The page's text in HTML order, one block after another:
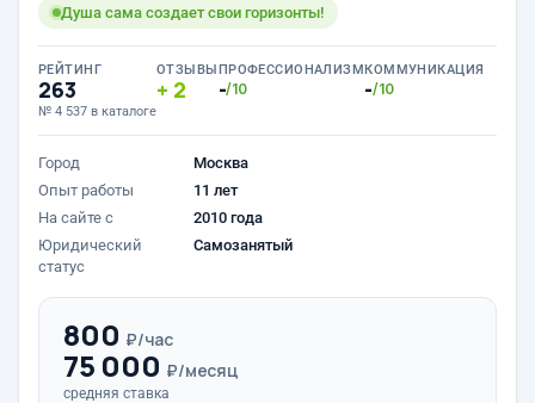
Душа сама создает свои горизонты!
РЕЙТИНГ
263
№ 4 537 в каталоге
ОТЗЫВЫ
2
ПРОФЕССИОНАЛИЗМ
-/10
КОММУНИКАЦИЯ
-/10
Город
Москва
Опыт работы
11 лет
На сайте с
2010 года
Юридический
статус
Самозанятый
800 ₽/час
75 000 ₽/месяц
средняя ставка